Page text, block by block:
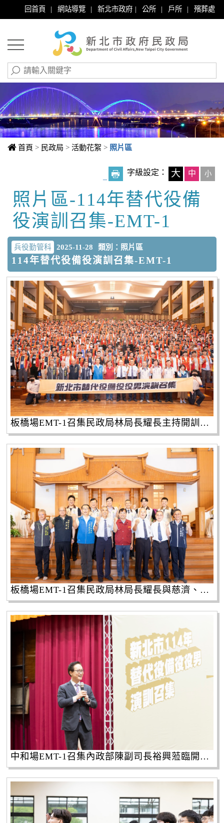
回首頁 | 網站導覽 | 新北市政府 | 公所 | 戶所 | 殯葬處
首頁 > 民政局 > 活動花絮 > 照片區
字級設定： 大 中 小
中央內容區塊
照片區-114年替代役備
役演訓召集-EMT-1
兵役勤管科 2025-11-28 類別：照片區
114年替代役備役演訓召集-EMT-1
板橋場EMT-1召集民政局林局長耀長主持開訓典禮
板橋場EMT-1召集民政局林局長耀長與慈濟、區長及編管中心合影
中和場EMT-1召集內政部陳副司長裕興蒞臨開訓典禮